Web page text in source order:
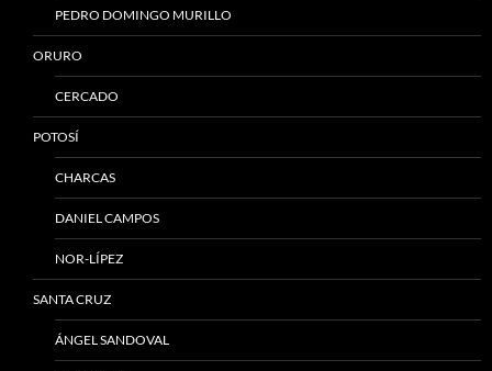
PEDRO DOMINGO MURILLO
ORURO
CERCADO
POTOSÍ
CHARCAS
DANIEL CAMPOS
NOR-LÍPEZ
SANTA CRUZ
ÁNGEL SANDOVAL